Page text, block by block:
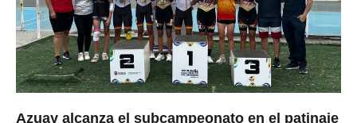
Azuay alcanza el subcampeonato en el patinaje